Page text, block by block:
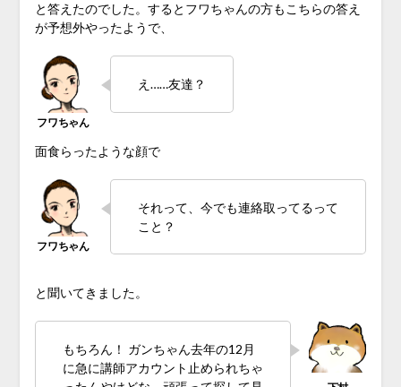
と答えたのでした。するとフワちゃんの方もこちらの答え
が予想外やったようで、
え……友達？
面食らったような顔で
それって、今でも連絡取ってるって
こと？
と聞いてきました。
もちろん！ ガンちゃん去年の12月
に急に講師アカウント止められちゃ